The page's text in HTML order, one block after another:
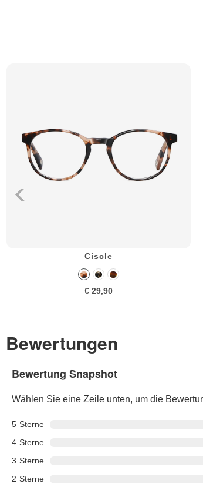
Ciscle
€ 29,90
Bewertungen
Bewertung Snapshot
Wählen Sie eine Zeile unten, um die
5 Sterne
4 Sterne
3 Sterne
2 Sterne